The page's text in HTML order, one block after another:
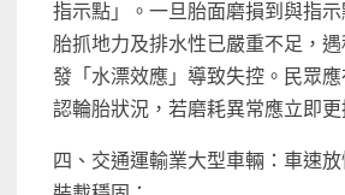
指示點」。一旦胎面磨損到與指
胎抓地力及排水性已嚴重不足，遇
發「水漂效應」導致失控。民眾
認輪胎狀況，若磨耗異常應立即更
四、交通運輸業大型車輛：車速